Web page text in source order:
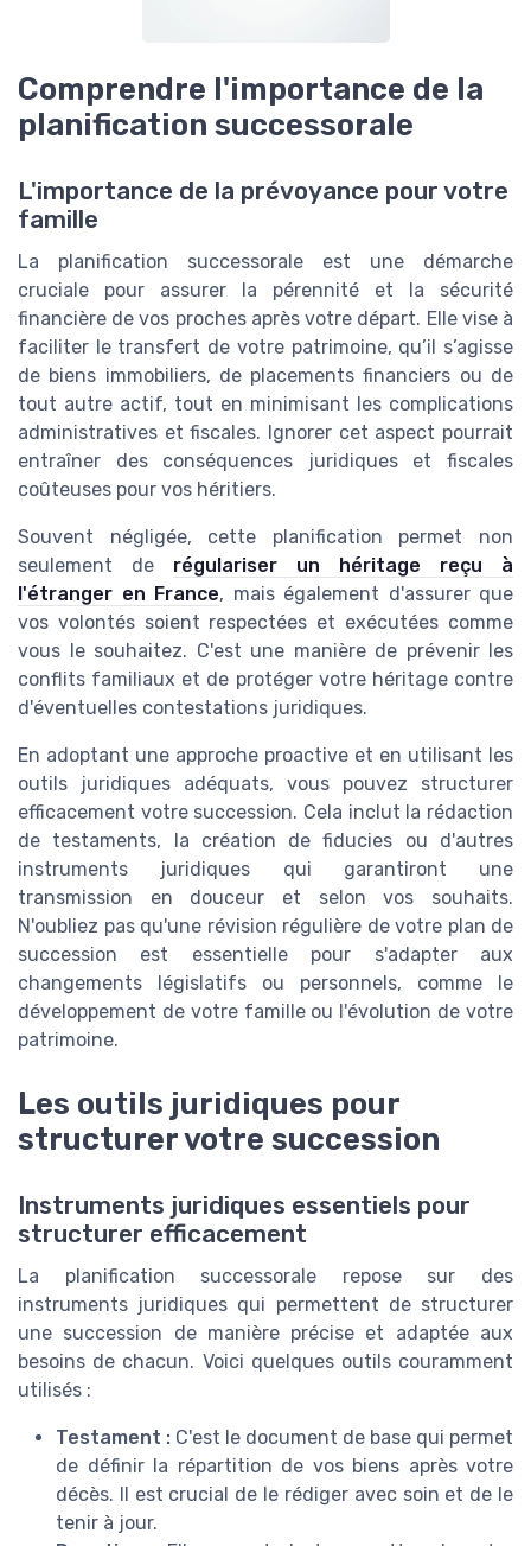
Comprendre l'importance de la
planification successorale
L'importance de la prévoyance pour votre
famille
La planification successorale est une démarche
cruciale pour assurer la pérennité et la sécurité
financière de vos proches après votre départ. Elle vise à
faciliter le transfert de votre patrimoine, qu’il s’agisse
de biens immobiliers, de placements financiers ou de
tout autre actif, tout en minimisant les complications
administratives et fiscales. Ignorer cet aspect pourrait
entraîner des conséquences juridiques et fiscales
coûteuses pour vos héritiers.
Souvent négligée, cette planification permet non
seulement de régulariser un héritage reçu à
l'étranger en France, mais également d'assurer que
vos volontés soient respectées et exécutées comme
vous le souhaitez. C'est une manière de prévenir les
conflits familiaux et de protéger votre héritage contre
d'éventuelles contestations juridiques.
En adoptant une approche proactive et en utilisant les
outils juridiques adéquats, vous pouvez structurer
efficacement votre succession. Cela inclut la rédaction
de testaments, la création de fiducies ou d'autres
instruments juridiques qui garantiront une
transmission en douceur et selon vos souhaits.
N'oubliez pas qu'une révision régulière de votre plan de
succession est essentielle pour s'adapter aux
changements législatifs ou personnels, comme le
développement de votre famille ou l'évolution de votre
patrimoine.
Les outils juridiques pour
structurer votre succession
Instruments juridiques essentiels pour
structurer efficacement
La planification successorale repose sur des
instruments juridiques qui permettent de structurer
une succession de manière précise et adaptée aux
besoins de chacun. Voici quelques outils couramment
utilisés :
Testament : C'est le document de base qui permet
de définir la répartition de vos biens après votre
décès. Il est crucial de le rédiger avec soin et de le
tenir à jour.